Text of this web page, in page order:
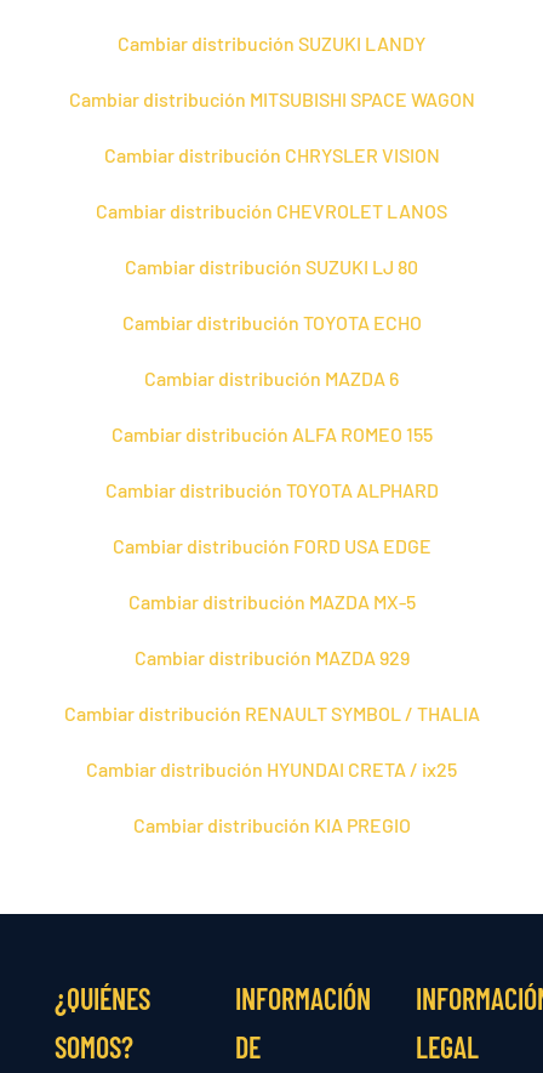
Cambiar distribución SUZUKI LANDY
Cambiar distribución MITSUBISHI SPACE WAGON
Cambiar distribución CHRYSLER VISION
Cambiar distribución CHEVROLET LANOS
Cambiar distribución SUZUKI LJ 80
Cambiar distribución TOYOTA ECHO
Cambiar distribución MAZDA 6
Cambiar distribución ALFA ROMEO 155
Cambiar distribución TOYOTA ALPHARD
Cambiar distribución FORD USA EDGE
Cambiar distribución MAZDA MX-5
Cambiar distribución MAZDA 929
Cambiar distribución RENAULT SYMBOL / THALIA
Cambiar distribución HYUNDAI CRETA / ix25
Cambiar distribución KIA PREGIO
¿QUIÉNES
SOMOS?
INFORMACIÓN
DE
LEGAL